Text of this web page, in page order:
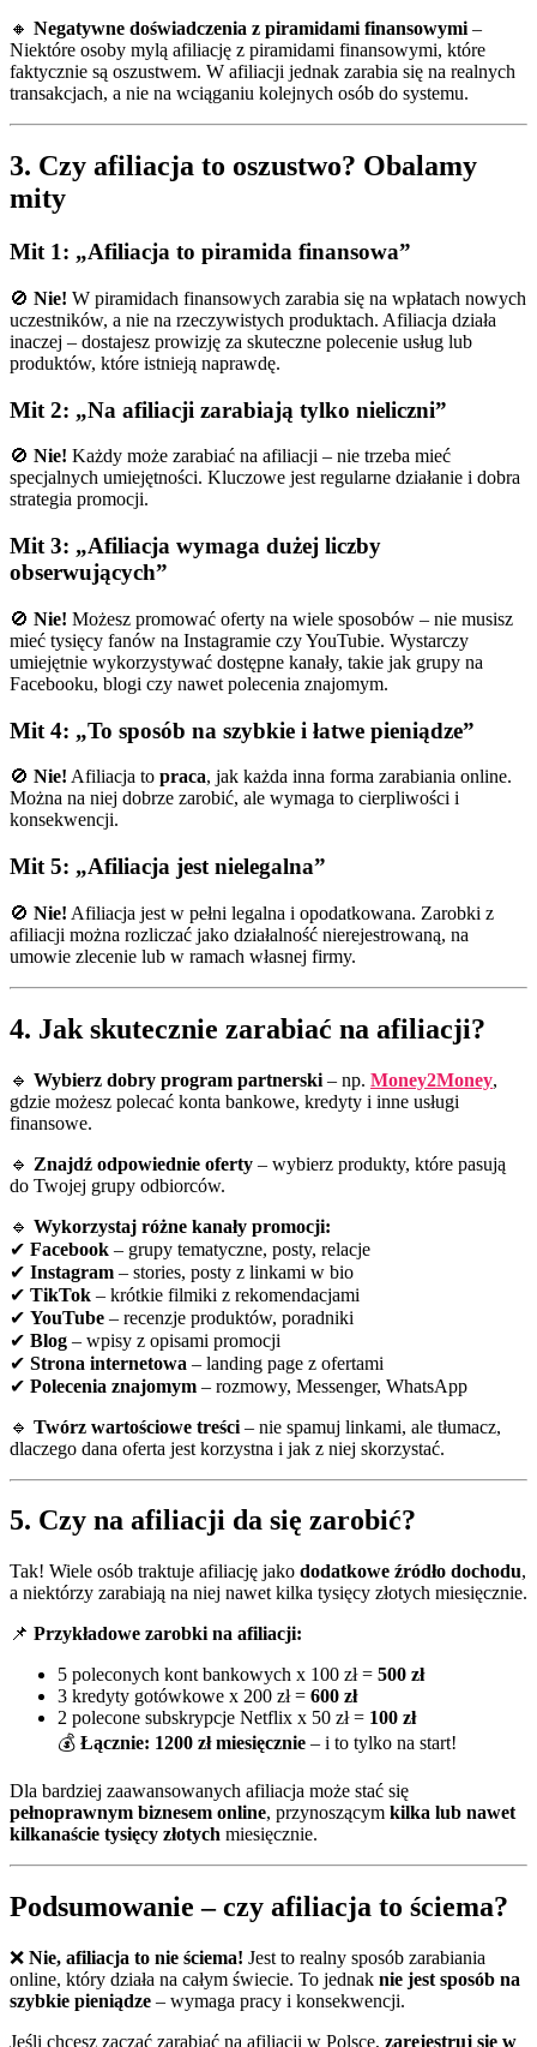
🔸 Negatywne doświadczenia z piramidami finansowymi–
Niektóre osoby mylą afiliację z piramidami finansowymi, które
faktycznie są oszustwem. W afiliacji jednak zarabia się na realnych
transakcjach, a nie na wciąganiu kolejnych osób do systemu.
3. Czy afiliacja to oszustwo? Obalamy
mity
Mit 1: „Afiliacja to piramida finansowa”
🚫 Nie! W piramidach finansowych zarabia się na wpłatach nowych
uczestników, a nie na rzeczywistych produktach. Afiliacja działa
inaczej – dostajesz prowizję za skuteczne polecenie usług lub
produktów, które istnieją naprawdę.
Mit 2: „Na afiliacji zarabiają tylko nieliczni”
🚫 Nie! Każdy może zarabiać na afiliacji – nie trzeba mieć
specjalnych umiejętności. Kluczowe jest regularne działanie i dobra
strategia promocji.
Mit 3: „Afiliacja wymaga dużej liczby
obserwujących”
🚫 Nie! Możesz promować oferty na wiele sposobów – nie musisz
mieć tysięcy fanów na Instagramie czy YouTubie. Wystarczy
umiejętnie wykorzystywać dostępne kanały, takie jak grupy na
Facebooku, blogi czy nawet polecenia znajomym.
Mit 4: „To sposób na szybkie i łatwe pieniądze”
🚫 Nie! Afiliacja to praca, jak każda inna forma zarabiania online.
Można na niej dobrze zarobić, ale wymaga to cierpliwości i
konsekwencji.
Mit 5: „Afiliacja jest nielegalna”
🚫 Nie! Afiliacja jest w pełni legalna i opodatkowana. Zarobki z
afiliacji można rozliczać jako działalność nierejestrowaną, na
umowie zlecenie lub w ramach własnej firmy.
4. Jak skutecznie zarabiać na afiliacji?
🔹 Wybierz dobry program partnerski – np. Money2Money,
gdzie możesz polecać konta bankowe, kredyty i inne usługi
finansowe.
🔹 Znajdź odpowiednie oferty – wybierz produkty, które pasują
do Twojej grupy odbiorców.
🔹 Wykorzystaj różne kanały promocji:
✔ Facebook – grupy tematyczne, posty, relacje
✔ Instagram – stories, posty z linkami w bio
✔ TikTok – krótkie filmiki z rekomendacjami
✔ YouTube – recenzje produktów, poradniki
✔ Blog – wpisy z opisami promocji
✔ Strona internetowa – landing page z ofertami
✔ Polecenia znajomym – rozmowy, Messenger, WhatsApp
🔹 Twórz wartościowe treści – nie spamuj linkami, ale tłumacz,
dlaczego dana oferta jest korzystna i jak z niej skorzystać.
5. Czy na afiliacji da się zarobić?
Tak! Wiele osób traktuje afiliację jako dodatkowe źródło dochodu,
a niektórzy zarabiają na niej nawet kilka tysięcy złotych miesięcznie.
📌 Przykładowe zarobki na afiliacji:
5 poleconych kont bankowych x 100 zł = 500 zł
3 kredyty gotówkowe x 200 zł = 600 zł
2 polecone subskrypcje Netflix x 50 zł = 100 zł
💰 Łącznie: 1200 zł miesięcznie – i to tylko na start!
Dla bardziej zaawansowanych afiliacja może stać się
pełnoprawnym biznesem online, przynoszącym kilka lub nawet
kilkanaście tysięcy złotych miesięcznie.
Podsumowanie – czy afiliacja to ściema?
❌ Nie, afiliacja to nie ściema! Jest to realny sposób zarabiania
online, który działa na całym świecie. To jednak nie jest sposób na
szybkie pieniądze – wymaga pracy i konsekwencji.
Jeśli chcesz zacząć zarabiać na afiliacji w Polsce, zarejestruj się w